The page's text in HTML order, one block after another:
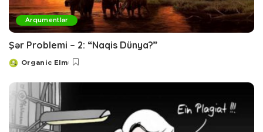
Arqumentlər
Şər Problemi – 2: “Naqis Dünya?”
Posted
Organic Elm